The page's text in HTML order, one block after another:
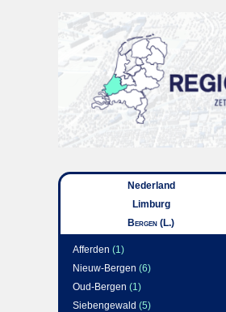
Nederland
Limburg
Bergen (L.)
Afferden (1)
Nieuw-Bergen (6)
Oud-Bergen (1)
Siebengewald (5)